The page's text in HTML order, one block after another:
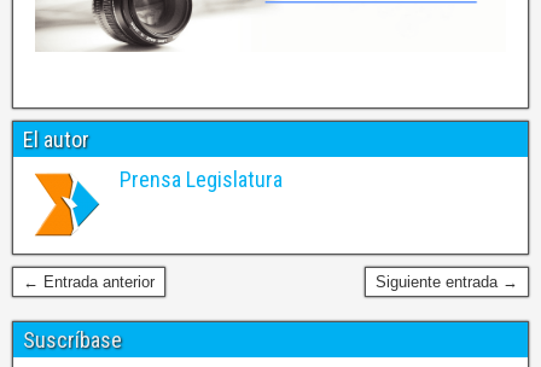
El autor
Prensa Legislatura
← Entrada anterior Siguiente entrada →
Suscríbase